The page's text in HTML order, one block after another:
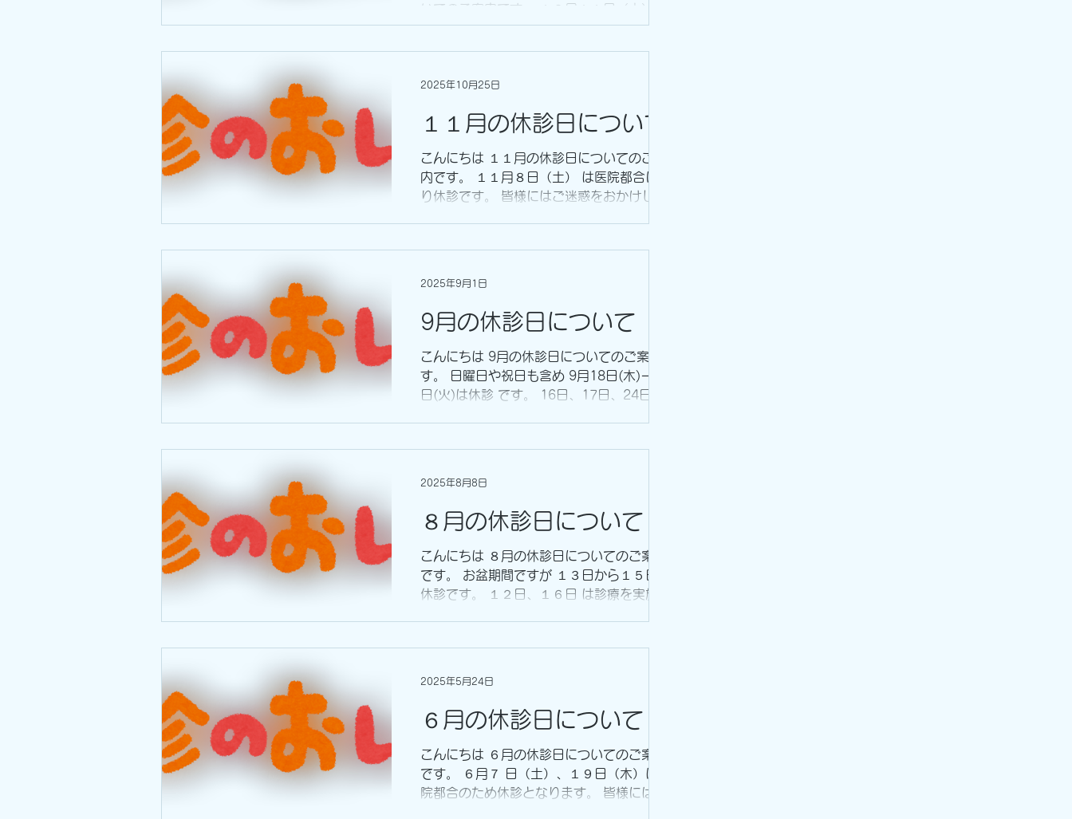
いてのご案内です。 １２月１１日（木） は
医院都合により休診です。 年末年始は １２
（土）の午前が最終、年始は１月６日（火）
すがよろしくお願いします
１１月の休診日について
こんにちは １１月の休診日についてのご案
内です。 １１月８日（土） は医院都合によ
り休診です。 皆様にはご迷惑をおかけしま
2025年10月25日
9月の休診日について
こんにちは 9月の休診日についてのご案内で
す。 日曜日や祝日も含め 9月18日(木)ー23
日(火)は休診 です。 16日、17日、24日は通
ます。
2025年9月1日
８月の休診日について
こんにちは ８月の休診日についてのご案内
です。 お盆期間ですが １３日から１５日 は
休診です。 １２日、１６日 は診療を実施し
ため休診です。...
2025年8月8日
６月の休診日について
こんにちは ６月の休診日についてのご案内
です。 ６月７ 日（土）、１９日（木）は医
院都合のため休診となります。 皆様にはご
2025年5月24日